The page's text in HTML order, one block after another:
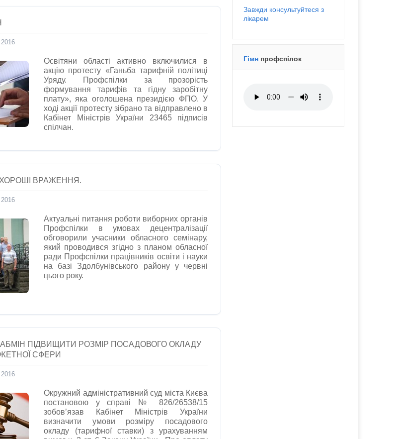
Освітяни області активно включилися в
акцію протесту «Ганьба тарифній політиці
Уряду. Профспілки за прозорість
формування тарифів та гідну заробітну
плату», яка оголошена президією ФПО. У
ході акції протесту зібрано та відправлено в
Кабінет Міністрів України 23465 підписів
спілчан.
ВРАЖЕННЯ.
Актуальні питання роботи виборних органів
Профспілки в умовах децентралізації
обговорили учасники обласного семінару,
який проводився згідно з планом обласної
ради Профспілки працівників освіти і науки
на базі Здолбунівського району у червні
цього року.
ПІДВИЩИТИ РОЗМІР ПОСАДОВОГО ОКЛАДУ
СФЕРИ
Окружний адміністративний суд міста Києва
постановою у справі № 826/26538/15
зобов’язав Кабінет Міністрів України
визначити умови розміру посадового
окладу (тарифної ставки) з урахуванням
Завжди консультуйтеся з
лікарем
Гімн профспілок